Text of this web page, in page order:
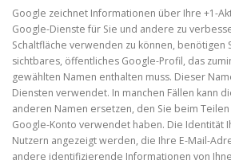
Google zeichnet Informationen über Ihre +1-
Google-Dienste für Sie und andere zu
Schaltfläche verwenden zu können, benötigen
sichtbares, öffentliches Google-Profil, das
gewählten Namen enthalten muss. Dieser
Diensten verwendet. In manchen Fällen kann
anderen Namen ersetzen, den Sie beim
Google-Konto verwendet haben. Die Identität
Nutzern angezeigt werden, die Ihre E-Mail-
andere identifizierende Informationen von